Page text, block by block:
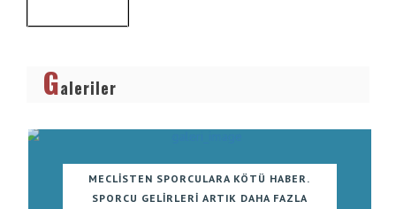
Galeriler
MECLISTEN SPORCULARA KÖTÜ HABER.
SPORCU GELIRLERI ARTIK DAHA FAZLA